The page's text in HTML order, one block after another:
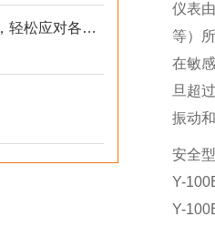
不锈钢压力表精准读数，轻松应对各种压力
仪表
等）
在敏
旦超
振动
安全
Y-
Y-